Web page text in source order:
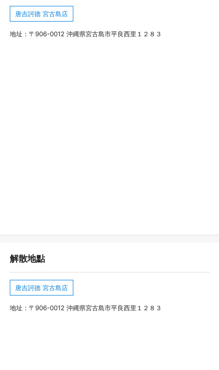
唐吉訶德 宮古島店
地址：〒906-0012 沖縄県宮古島市平良西里１２８３
解散地點
唐吉訶德 宮古島店
地址：〒906-0012 沖縄県宮古島市平良西里１２８３